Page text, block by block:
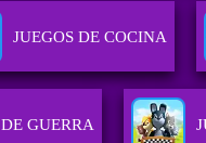
JUEGOS DE COCINA
GUERRA